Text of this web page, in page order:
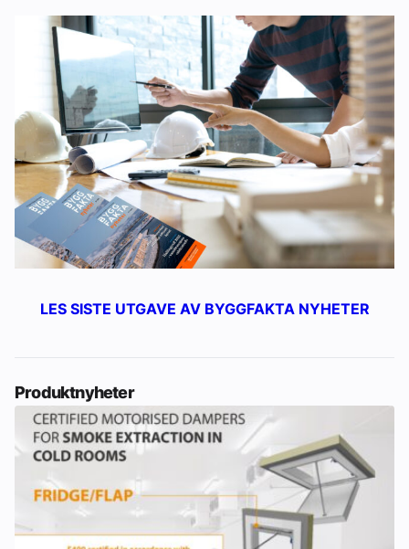
LES SISTE UTGAVE AV BYGGFAKTA NYHETER
Produktnyheter